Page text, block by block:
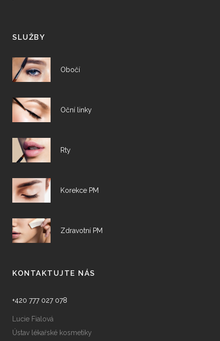
SLUŽBY
Obočí
Oční linky
Rty
Korekce PM
Zdravotní PM
KONTAKTUJTE NÁS
+420 777 027 078
Lucie Fialová
Ústav lékařské kosmetiky